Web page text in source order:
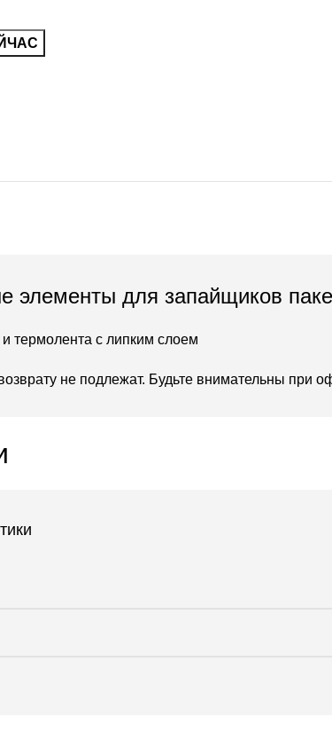
элементы для запайщиков
термолента с липким слоем
не подлежат. Будьте внимательны при